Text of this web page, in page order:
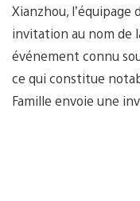
Xianzhou, l’équipage
invitation au nom de
événement connu
ce qui constitue
Famille envoie une